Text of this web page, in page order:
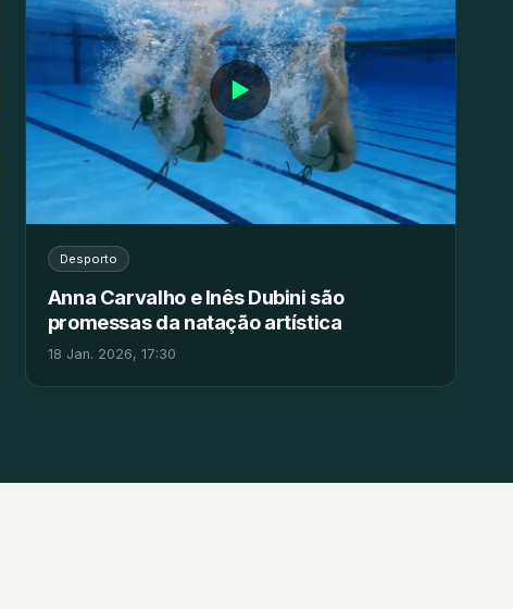
▶
Desporto
Anna Carvalho e Inês Dubini são
promessas da natação artística
18 Jan. 2026, 17:30